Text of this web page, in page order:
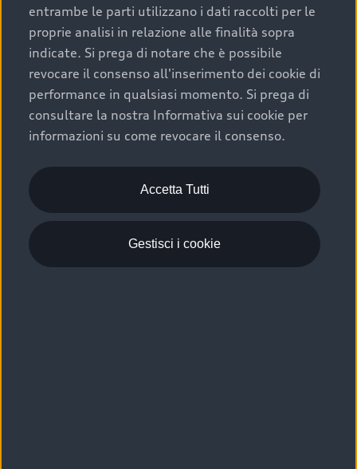
efficienza meccanica: motore, trasmissione e
componenti principali in ottimo stato garantiscono
prestazioni affidabili e sicure.
Acquistare un’auto usata in una Concessionaria ufficiale
Audi che offre l’usato garantito tramite Audi Prima
Scelta :plus, significa affidarsi ad un prodotto che viene
sottoposto a 110 controlli approfonditi e coperto da
garanzia fino a 4 anni per una maggiore tutela del tuo
acquisto.
entrambe le parti utilizzano i dati raccolti per le
proprie analisi in relazione alle finalità sopra
indicate. Si prega di notare che è possibile
revocare il consenso all'inserimento dei cookie di
performance in qualsiasi momento. Si prega di
consultare la nostra Informativa sui cookie per
informazioni su come revocare il consenso.
Accetta Tutti
Gestisci i cookie